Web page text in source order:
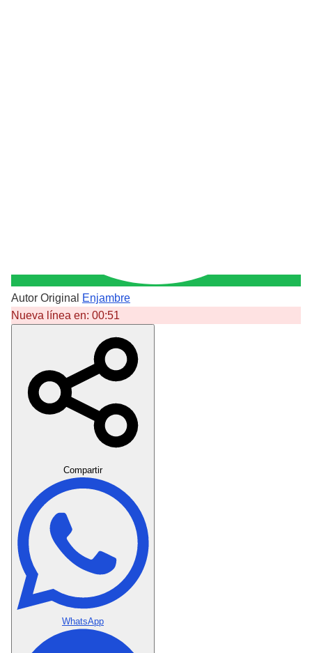
Autor Original
Enjambre
Nueva línea en: 00:51
Compartir
WhatsApp